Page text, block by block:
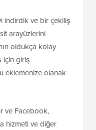
indirdik ve bir çekiliş
arayüzlerini
oldukça kolay
için giriş
eklemenize olanak
ve Facebook,
hizmeti ve diğer